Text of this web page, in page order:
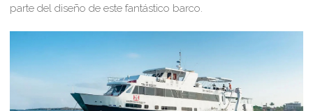
parte del diseño de este fantástico barco.